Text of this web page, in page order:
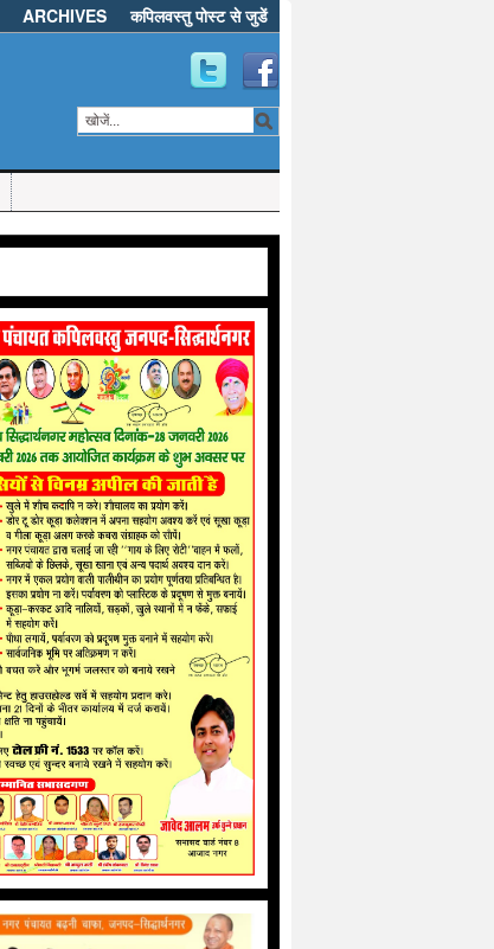
ARCHIVES कपिलवस्तु पोस्ट से जुडें